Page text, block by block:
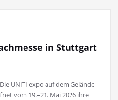
in Stuttgart
UNITI expo auf dem Gelände
vom 19.–21. Mai 2026 ihre